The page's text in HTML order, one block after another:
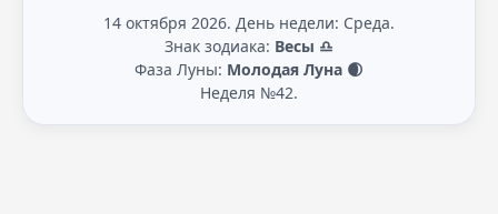
14 октября 2026. День недели: Среда.
Знак зодиака: Весы ♎
Фаза Луны: Молодая Луна 🌒
Неделя №42.